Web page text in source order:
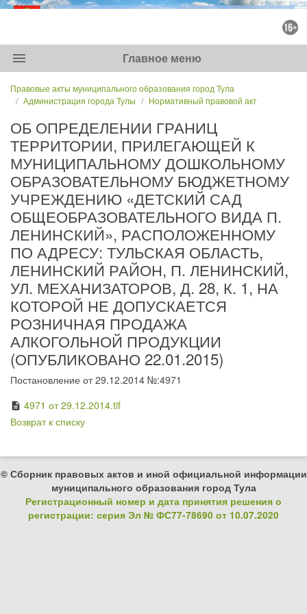
menu Главное меню
Правовые акты муниципального образования город Тула
Администрация города Тулы
Нормативный правовой акт
ОБ ОПРЕДЕЛЕНИИ ГРАНИЦ
ТЕРРИТОРИИ, ПРИЛЕГАЮЩЕЙ К
МУНИЦИПАЛЬНОМУ ДОШКОЛЬНОМУ
ОБРАЗОВАТЕЛЬНОМУ БЮДЖЕТНОМУ
УЧРЕЖДЕНИЮ «ДЕТСКИЙ САД
ОБЩЕОБРАЗОВАТЕЛЬНОГО ВИДА П.
ЛЕНИНСКИЙ», РАСПОЛОЖЕННОМУ
ПО АДРЕСУ: ТУЛЬСКАЯ ОБЛАСТЬ,
ЛЕНИНСКИЙ РАЙОН, П. ЛЕНИНСКИЙ,
УЛ. МЕХАНИЗАТОРОВ, Д. 28, К. 1, НА
КОТОРОЙ НЕ ДОПУСКАЕТСЯ
РОЗНИЧНАЯ ПРОДАЖА
АЛКОГОЛЬНОЙ ПРОДУКЦИИ
(ОПУБЛИКОВАНО 22.01.2015)
Постановление от 29.12.2014 №:4971
description 4971 от 29.12.2014.tif
Возврат к списку
© Сборник правовых актов и иной официальной информации
муниципального образования город Тула
Регистрационный номер и дата принятия решения о
регистрации: серия Эл № ФС77-78690 от 10.07.2020